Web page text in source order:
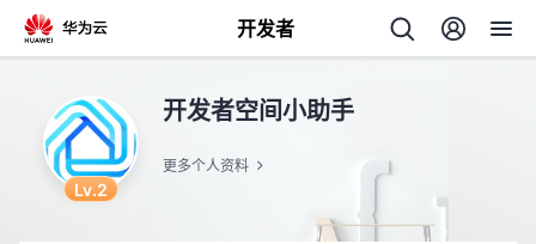
开发者
Lv.2
开发者空间小助手
更多个人资料